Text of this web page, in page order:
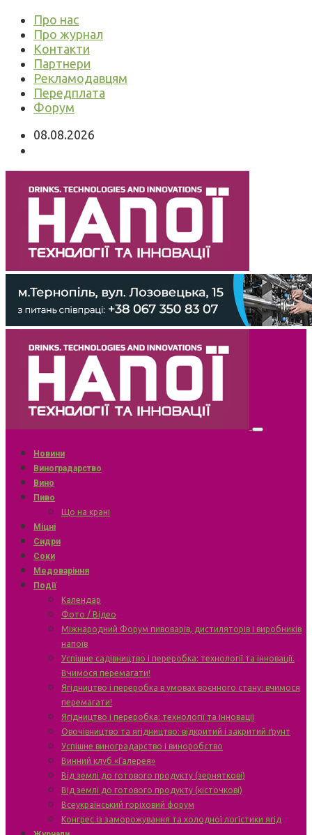
Про нас
Про журнал
Контакти
Партнери
Рекламодавцям
Передплата
Форум
08.08.2026
Новини
Виноградарство
Вино
Пиво
Що на крані
Міцні
Сидри
Соки
Медоваріння
Події
Календар
Фото / Відео
Міжнародний Форум пивоварів, дистиляторів і виробників
напоїв
Успішне садівництво і переробка: технології та інновації.
Вчимося перемагати!
Ягідництво і переробка в умовах воєнного стану: вчимося
перемагати!
Ягідництво і переробка: технології та інновації
Овочівництво та ягідництво: відкритий і закритий ґрунт
Успішне виноградарство і виноробство
Винний клуб «Галерея»
Від землі до готового продукту (зерняткові)
Від землі до готового продукту (кісточкові)
Всеукраїнський горіховий форум
Конгрес із заморожування та холодної логістики ягід